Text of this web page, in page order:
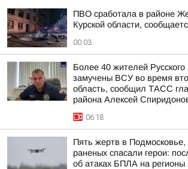
ПВО сработала в районе
Курской области,
00:03
Более 40 жителей
замучены ВСУ во время
область, сообщил ТАСС
района Алексей
06:18
Пять жертв в
раненых спасали герои:
об атаках БПЛА на регионы